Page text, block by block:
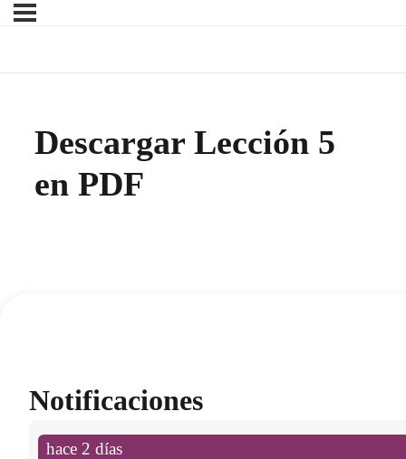
Descargar Lección 5
en PDF
Notificaciones
hace 2 días